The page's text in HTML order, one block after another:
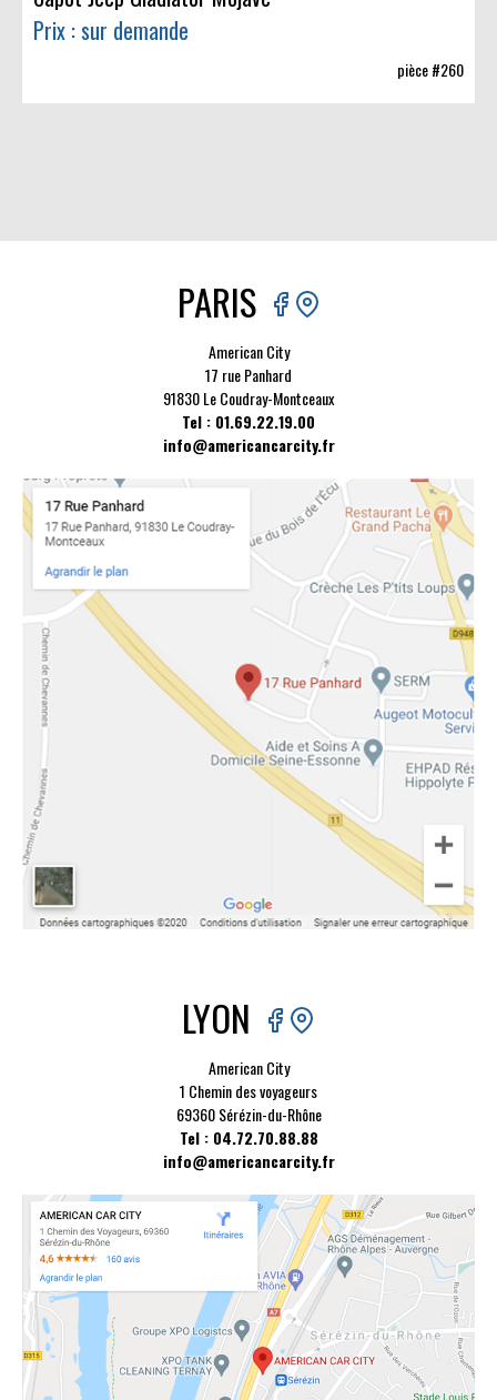
Prix : sur demande
pièce #260
PARIS
American City
17 rue Panhard
91830 Le Coudray-Montceaux
Tel : 01.69.22.19.00
info@americancarcity.fr
LYON
American City
1 Chemin des voyageurs
69360 Sérézin-du-Rhône
Tel : 04.72.70.88.88
info@americancarcity.fr